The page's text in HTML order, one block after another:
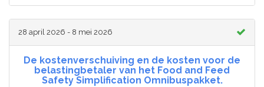
28 april 2026 - 8 mei 2026
De kostenverschuiving en de kosten voor de
belastingbetaler van het Food and Feed
Safety Simplification Omnibuspakket.